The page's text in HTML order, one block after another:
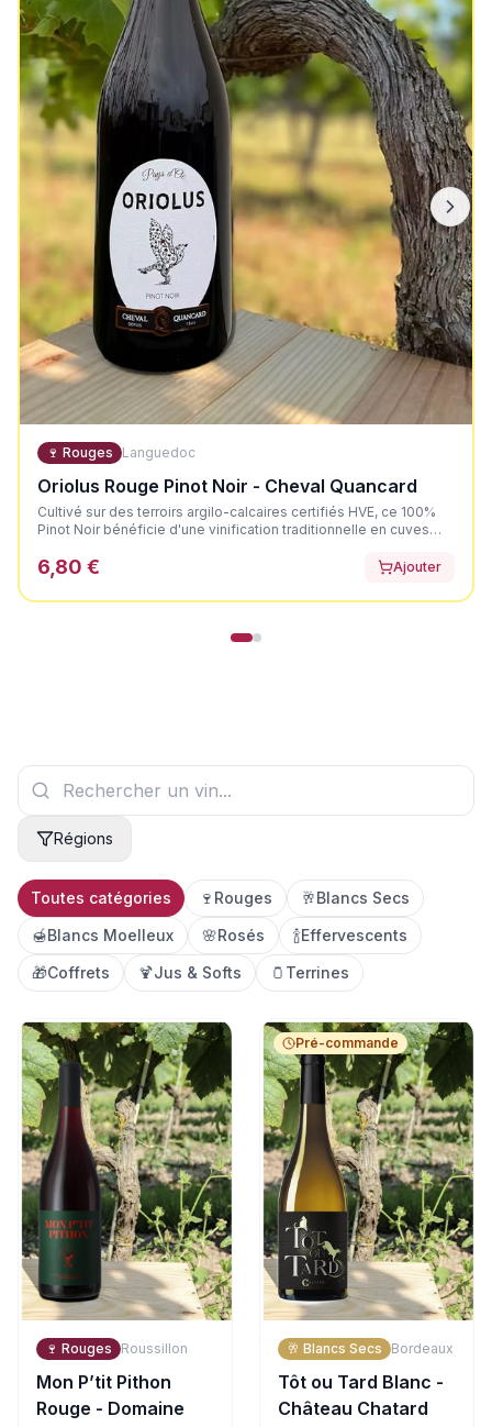
🍷 Rouges Languedoc
Oriolus Rouge Pinot Noir - Cheval Quancard
Cultivé sur des terroirs argilo-calcaires certifiés HVE, ce 100%
Pinot Noir bénéficie d'une vinification traditionnelle en cuves
une robe profonde et préserver la délicatesse du cépage. Il
dévoile une élégante couleur rouge rubis aux reflets violets.
Son nez est expressif et très net, axé sur les fruits rouges et
portée par la fraîcheur des fruits noirs croquants.
6,80 € Ajouter
Régions
Toutes catégories 🍷 Rouges 🥂Blancs Secs
🍯Blancs Moelleux 🌸Rosés 🍾Effervescents
🎁Coffrets 🍹Jus & Softs 🫙 Terrines
🍷 Rouges Roussillon
Mon P’tit Pithon
Rouge - Domaine
Pré-commande
🥂 Blancs Secs Bordeaux
Tôt ou Tard Blanc -
Château Chatard